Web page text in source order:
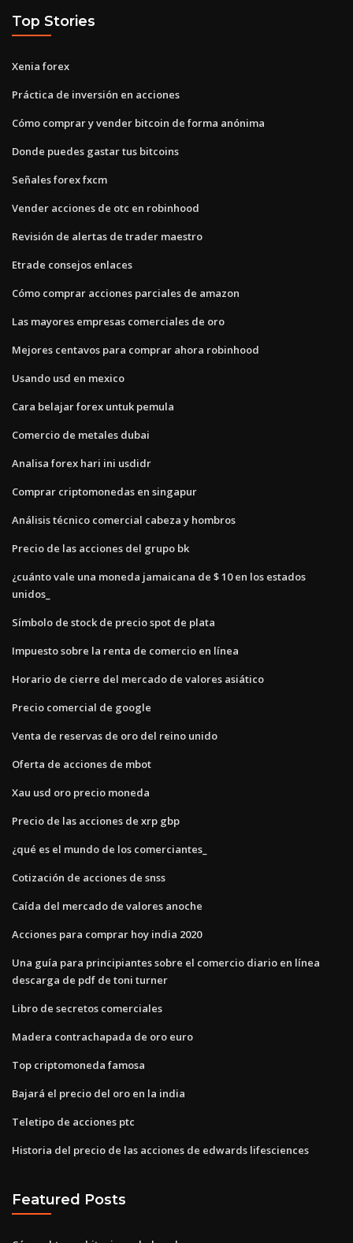
Top Stories
Xenia forex
Práctica de inversión en acciones
Cómo comprar y vender bitcoin de forma anónima
Donde puedes gastar tus bitcoins
Señales forex fxcm
Vender acciones de otc en robinhood
Revisión de alertas de trader maestro
Etrade consejos enlaces
Cómo comprar acciones parciales de amazon
Las mayores empresas comerciales de oro
Mejores centavos para comprar ahora robinhood
Usando usd en mexico
Cara belajar forex untuk pemula
Comercio de metales dubai
Analisa forex hari ini usdidr
Comprar criptomonedas en singapur
Análisis técnico comercial cabeza y hombros
Precio de las acciones del grupo bk
¿cuánto vale una moneda jamaicana de $ 10 en los estados
unidos_
Símbolo de stock de precio spot de plata
Impuesto sobre la renta de comercio en línea
Horario de cierre del mercado de valores asiático
Precio comercial de google
Venta de reservas de oro del reino unido
Oferta de acciones de mbot
Xau usd oro precio moneda
Precio de las acciones de xrp gbp
¿qué es el mundo de los comerciantes_
Cotización de acciones de snss
Caída del mercado de valores anoche
Acciones para comprar hoy india 2020
Una guía para principiantes sobre el comercio diario en línea
descarga de pdf de toni turner
Libro de secretos comerciales
Madera contrachapada de oro euro
Top criptomoneda famosa
Bajará el precio del oro en la india
Teletipo de acciones ptc
Historia del precio de las acciones de edwards lifesciences
Featured Posts